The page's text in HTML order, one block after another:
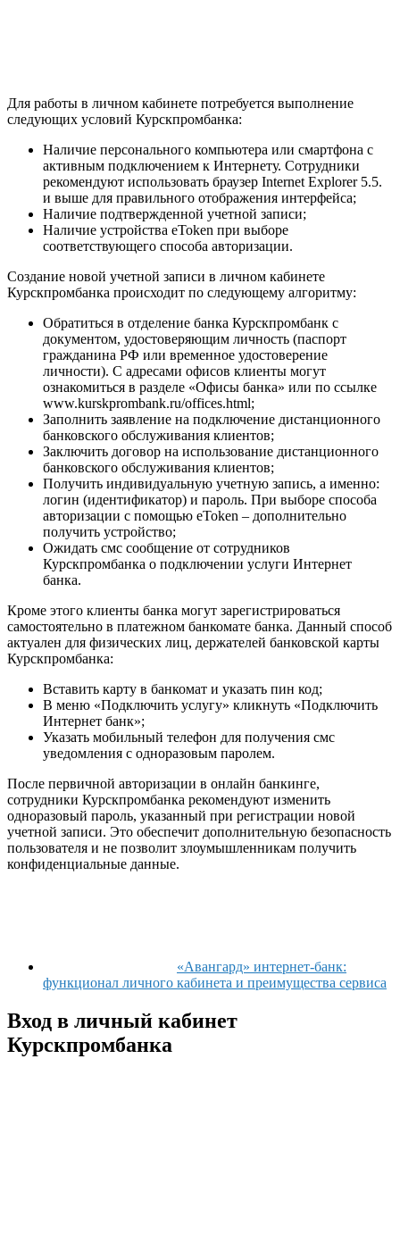
Для работы в личном кабинете потребуется выполнение
следующих условий Курскпромбанка:
Наличие персонального компьютера или смартфона с
активным подключением к Интернету. Сотрудники
рекомендуют использовать браузер Internet Explorer 5.5.
и выше для правильного отображения интерфейса;
Наличие подтвержденной учетной записи;
Наличие устройства eToken при выборе
соответствующего способа авторизации.
Создание новой учетной записи в личном кабинете
Курскпромбанка происходит по следующему алгоритму:
Обратиться в отделение банка Курскпромбанк с
документом, удостоверяющим личность (паспорт
гражданина РФ или временное удостоверение
личности). С адресами офисов клиенты могут
ознакомиться в разделе «Офисы банка» или по ссылке
www.kurskprombank.ru/offices.html;
Заполнить заявление на подключение дистанционного
банковского обслуживания клиентов;
Заключить договор на использование дистанционного
банковского обслуживания клиентов;
Получить индивидуальную учетную запись, а именно:
логин (идентификатор) и пароль. При выборе способа
авторизации с помощью eToken – дополнительно
получить устройство;
Ожидать смс сообщение от сотрудников
Курскпромбанка о подключении услуги Интернет
банка.
Кроме этого клиенты банка могут зарегистрироваться
самостоятельно в платежном банкомате банка. Данный способ
актуален для физических лиц, держателей банковской карты
Курскпромбанка:
Вставить карту в банкомат и указать пин код;
В меню «Подключить услугу» кликнуть «Подключить
Интернет банк»;
Указать мобильный телефон для получения смс
уведомления с одноразовым паролем.
После первичной авторизации в онлайн банкинге,
сотрудники Курскпромбанка рекомендуют изменить
одноразовый пароль, указанный при регистрации новой
учетной записи. Это обеспечит дополнительную безопасность
пользователя и не позволит злоумышленникам получить
конфиденциальные данные.
«Авангард» интернет-банк:
функционал личного кабинета и преимущества сервиса
Вход в личный кабинет
Курскпромбанка